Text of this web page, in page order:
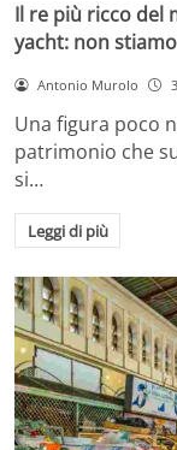
Il re più ricco del
yacht: non
Antonio Murolo
Una figura poco
patrimonio che
si…
Leggi di più